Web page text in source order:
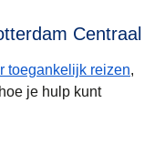
Centraal
toegankelijk reizen,
je hulp kunt